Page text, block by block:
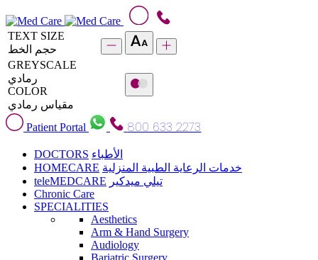
TEXT SIZE
حجم الخط
GREYSCALE
رمادي
COLOR
مقياس رمادي
Patient Portal
800 633 2273
DOCTORS الأطباء
HOMECARE خدمات الرعاية الطبية المنزلية
teleMEDCARE تيلي ميدكير
Chronic Care
SPECIALITIES
Aesthetics
Arm & Hand Surgery
Audiology
Bariatric Surgery